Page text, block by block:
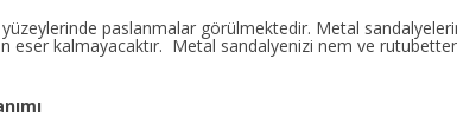
paslanmalar görülmektedir. Metal
kalmayacaktır. Metal sandalyenizi nem ve